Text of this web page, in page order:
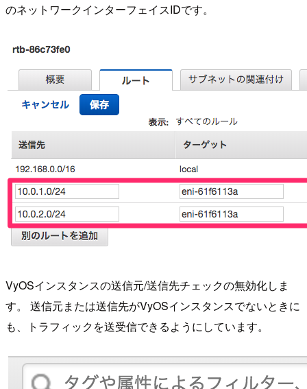
のネットワークインターフェイスIDです。
VyOSインスタンスの送信元/送信先チェックの無効化しま
す。 送信元または送信先がVyOSインスタンスでないときに
も、トラフィックを送受信できるようにしています。